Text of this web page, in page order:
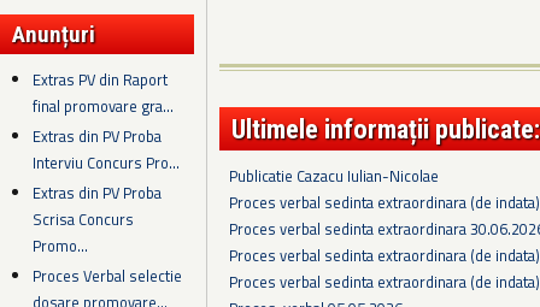
Anunțuri
Extras PV din Raport
final promovare gra...
Extras din PV Proba
Interviu Concurs Pro...
Extras din PV Proba
Scrisa Concurs
Promo...
Proces Verbal selectie
Ultimele informații publicate:
Publicatie Cazacu Iulian-Nicolae
Proces verbal sedinta extraordinara (de
Proces verbal sedinta extraordinara
Proces verbal sedinta extraordinara (de
Proces verbal sedinta extraordinara (de